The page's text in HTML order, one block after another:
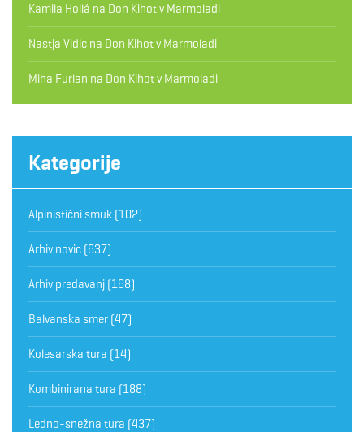
Kamila Hollá na Don Kihot v Marmoladi
Nastja Vidic na Don Kihot v Marmoladi
Miha Furlan na Don Kihot v Marmoladi
Kategorije
Alpinistični smuk (102)
Arhiv novic (637)
Arhiv predavanj (168)
Balvanska smer (47)
Kolesarska tura (14)
Kombinirana tura (188)
Ledno-snežna tura (437)